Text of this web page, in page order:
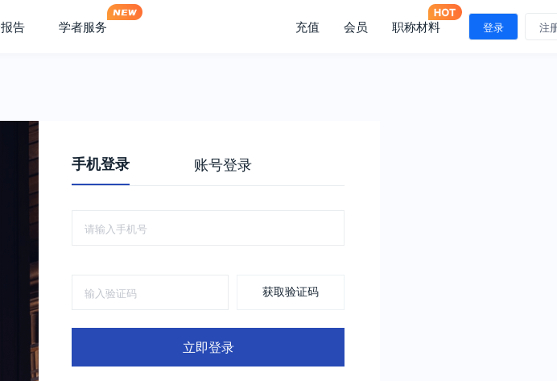
告 学者服务 充值 会员 职称材料 登录 注
手机登录 账号登录
获取验证码
立即登录